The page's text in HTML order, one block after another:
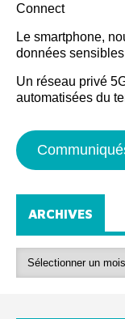
Connect
Le smartphone,
données sensibles
Un réseau privé
automatisées du
ARCHIVES